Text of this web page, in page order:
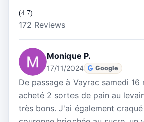
(4.7)
172 Reviews
Monique P.
17/11/2024 Google
De passage à Vayrac samedi 16
acheté 2 sortes de pain au
très bons. J'ai également